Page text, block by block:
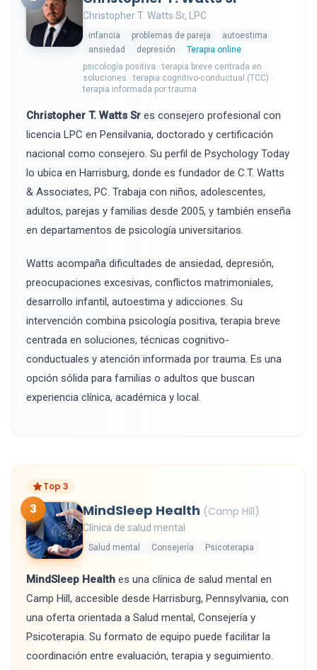
Christopher T. Watts Sr, LPC
infancia problemas de pareja
autoestima
ansiedad
depresión
Terapia online
psicología positiva · terapia breve centrada en
soluciones · terapia cognitivo-conductual (TCC) ·
terapia informada por trauma
Christopher T. Watts Sr es consejero profesional con
licencia LPC en Pensilvania, doctorado y certificación
nacional como consejero. Su perfil de Psychology Today
lo ubica en Harrisburg, donde es fundador de C.T. Watts
& Associates, PC. Trabaja con niños, adolescentes,
adultos, parejas y familias desde 2005, y también enseña
en departamentos de psicología universitarios.
Watts acompaña dificultades de ansiedad, depresión,
preocupaciones excesivas, conflictos matrimoniales,
desarrollo infantil, autoestima y adicciones. Su
intervención combina psicología positiva, terapia breve
centrada en soluciones, técnicas cognitivo-
conductuales y atención informada por trauma. Es una
opción sólida para familias o adultos que buscan
experiencia clínica, académica y local.
Top 3
3 MindSleep Health (Camp Hill)
Clínica de salud mental
Salud mental Consejería Psicoterapia
MindSleep Health es una clínica de salud mental en
Camp Hill, accesible desde Harrisburg, Pennsylvania, con
una oferta orientada a Salud mental, Consejería y
Psicoterapia. Su formato de equipo puede facilitar la
coordinación entre evaluación, terapia y seguimiento.